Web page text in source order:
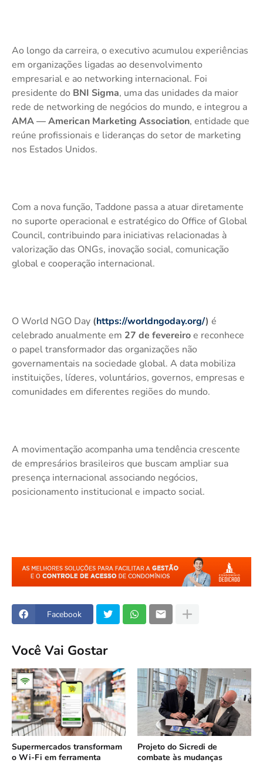
Ao longo da carreira, o executivo acumulou experiências
em organizações ligadas ao desenvolvimento
empresarial e ao networking internacional. Foi
presidente do BNI Sigma, uma das unidades da maior
rede de networking de negócios do mundo, e integrou a
AMA — American Marketing Association, entidade que
reúne profissionais e lideranças do setor de marketing
nos Estados Unidos.
Com a nova função, Taddone passa a atuar diretamente
no suporte operacional e estratégico do Office of Global
Council, contribuindo para iniciativas relacionadas à
valorização das ONGs, inovação social, comunicação
global e cooperação internacional.
O World NGO Day (https://worldngoday.org/) é
celebrado anualmente em 27 de fevereiroe reconhece
o papel transformador das organizações não
governamentais na sociedade global. A data mobiliza
instituições, líderes, voluntários, governos, empresas e
comunidades em diferentes regiões do mundo.
A movimentação acompanha uma tendência crescente
de empresários brasileiros que buscam ampliar sua
presença internacional associando negócios,
posicionamento institucional e impacto social.
Facebook
Você Vai Gostar
Supermercados transformam
o Wi-Fi em ferramenta
Projeto do Sicredi de
combate às mudanças